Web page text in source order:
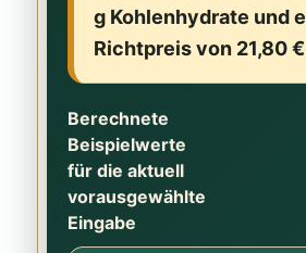
g Kohlenhydrate und
Richtpreis von 21,80
Berechnete
Beispielwerte
für die aktuell
vorausgewählte
Eingabe